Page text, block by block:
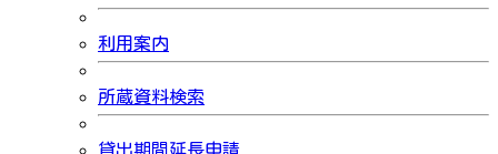
利用案内
所蔵資料検索
貸出期間延長申請